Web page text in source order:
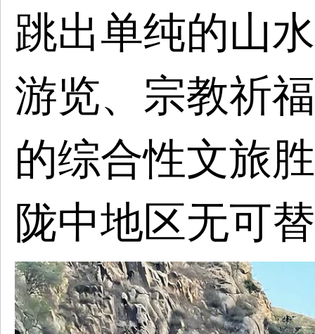
跳出单纯的山
游览、宗教祈
的综合性文旅
陇中地区无可